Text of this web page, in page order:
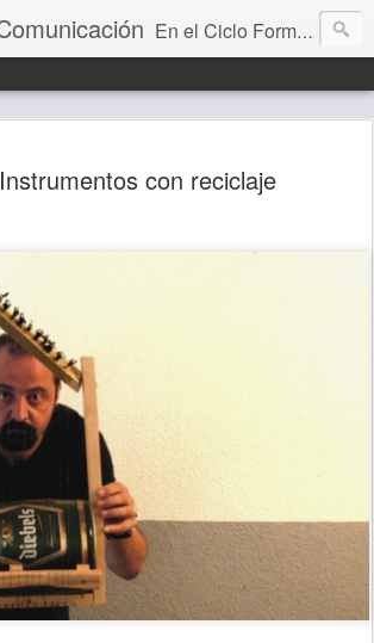
En el Ciclo Formativo "Educación Infantil" aprendemos a programar y evaluar situaciones de aprendizaje que desarrollan la capacidad comunicativa.
Instrumentos con reciclaje